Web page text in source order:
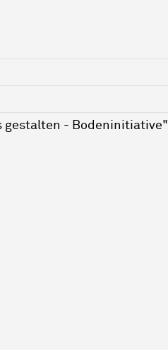
gestalten - Bodeninitiative"